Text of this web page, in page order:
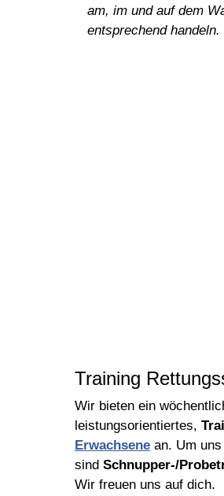
am, im und auf dem
entsprechend handeln.
Training
Wir bieten ein
leistungsorientiertes,
Erwachsene an. Um
sind Schnupper-/
Wir freuen uns auf dich.